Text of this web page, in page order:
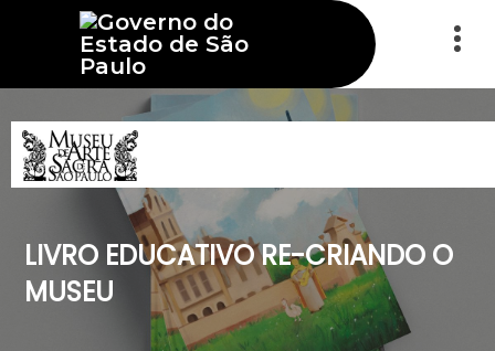
LIVRO EDUCATIVO RE-CRIANDO O
MUSEU